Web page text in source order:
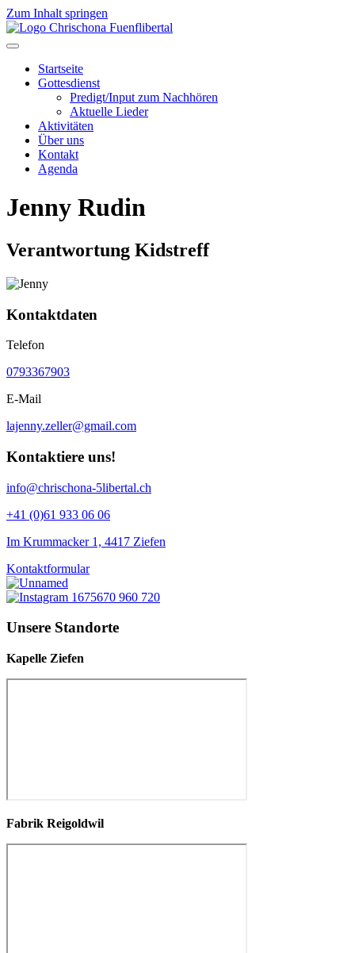
Zum Inhalt springen
Startseite
Gottesdienst
Predigt/Input zum Nachhören
Aktuelle Lieder
Aktivitäten
Über uns
Kontakt
Agenda
Jenny Rudin
Verantwortung Kidstreff
Kontaktdaten
Telefon
0793367903
E-Mail
lajenny.zeller@gmail.com
Kontaktiere uns!
info@chrischona-5libertal.ch
+41 (0)61 933 06 06
Im Krummacker 1, 4417 Ziefen
Kontaktformular
Unsere Standorte
Kapelle Ziefen
Fabrik Reigoldwil